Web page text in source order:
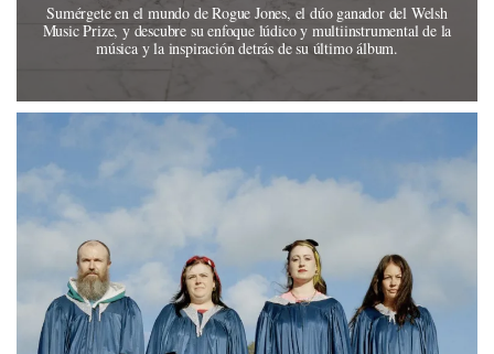
Sumérgete en el mundo de Rogue Jones, el dúo ganador del Welsh
Music Prize, y descubre su enfoque lúdico y multiinstrumental de la
música y la inspiración detrás de su último álbum.